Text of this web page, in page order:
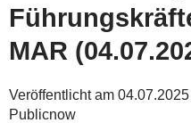
MAR
Veröffentlicht am
Publicnow